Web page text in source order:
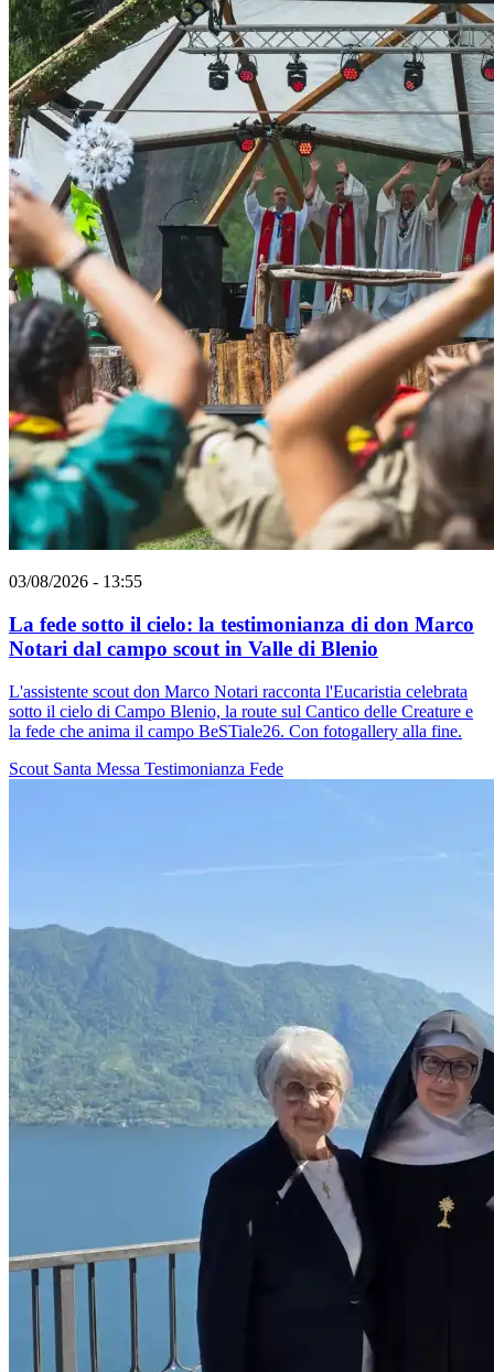
03/08/2026 - 13:55
La fede sotto il cielo: la testimonianza di don Marco
Notari dal campo scout in Valle di Blenio
L'assistente scout don Marco Notari racconta l'Eucaristia celebrata
sotto il cielo di Campo Blenio, la route sul Cantico delle Creature e
la fede che anima il campo BeSTiale26. Con fotogallery alla fine.
Scout Santa Messa Testimonianza Fede